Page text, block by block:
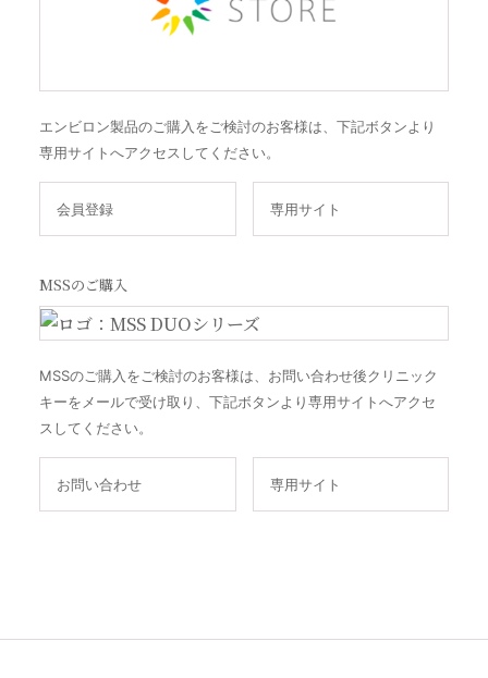
エンビロン製品のご購入をご検討のお客様は、下記ボタンより
専用サイトへアクセスしてください。
会員登録 専用サイト
MSSのご購入
MSSのご購入をご検討のお客様は、お問い合わせ後クリニック
キーをメールで受け取り、下記ボタンより専用サイトへアクセ
スしてください。
お問い合わせ 専用サイト